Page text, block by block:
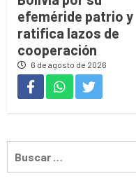
efeméride patrio y
ratifica lazos de
cooperación
6 de agosto de 2026